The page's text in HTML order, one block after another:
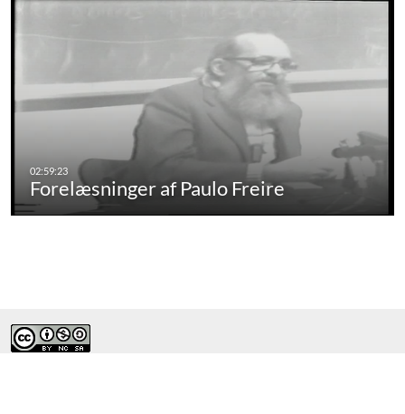
Forelæsninger af Paulo Freire